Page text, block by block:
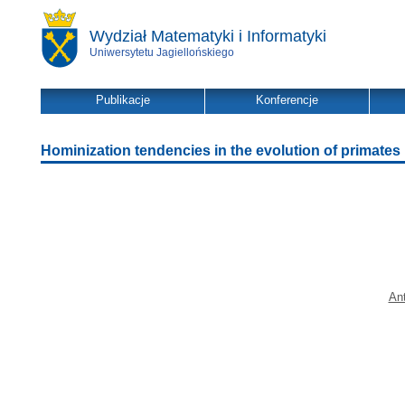
Wydział Matematyki i Informatyki
Uniwersytetu Jagiellońskiego
Publikacje Konferencje
Hominization tendencies in the evolution of